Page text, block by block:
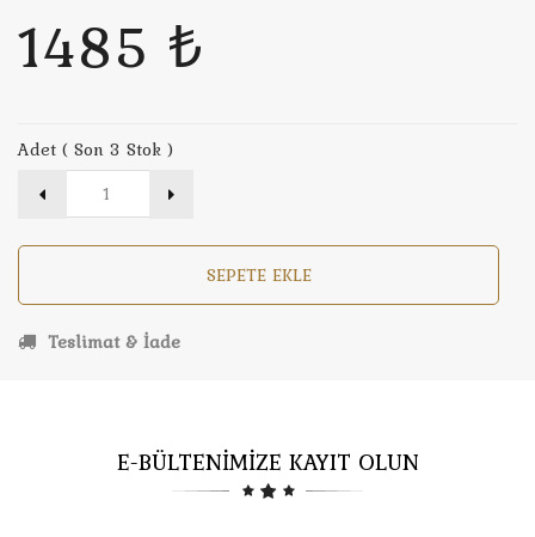
1485 ₺
Adet ( Son 3 Stok )
SEPETE EKLE
Teslimat & İade
E-BÜLTENİMİZE KAYIT OLUN